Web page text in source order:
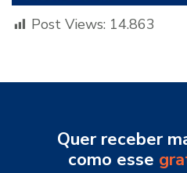
Post Views: 14.863
Quer receber
como esse